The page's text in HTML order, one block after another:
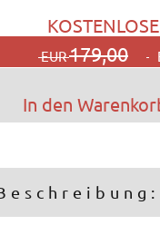
EUR179,00